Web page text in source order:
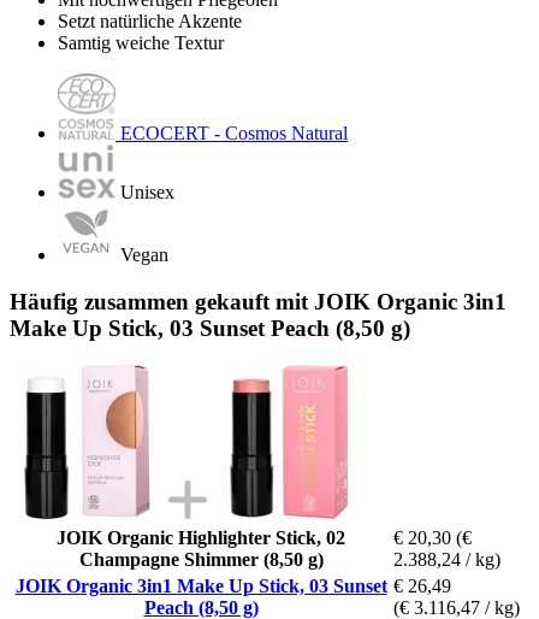
Setzt natürliche Akzente
Samtig weiche Textur
ECOCERT - Cosmos Natural
Unisex
Vegan
Häufig zusammen gekauft mit JOIK Organic 3in1
Make Up Stick, 03 Sunset Peach (8,50 g)
JOIK Organic Highlighter Stick, 02
Champagne Shimmer (8,50 g)
€ 20,30 (€
2.388,24 / kg)
JOIK Organic 3in1 Make Up Stick, 03 Sunset
Peach (8,50 g)
€ 26,49
(€ 3.116,47 / kg)